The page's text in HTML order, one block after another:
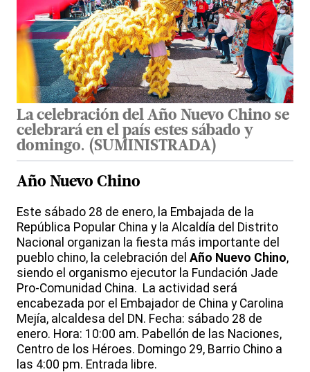
La celebración del Año Nuevo Chino se
celebrará en el país estes sábado y
domingo. (SUMINISTRADA)
Año Nuevo Chino
Este sábado 28 de enero, la Embajada de la
República Popular China y la Alcaldía del Distrito
Nacional organizan la fiesta más importante del
pueblo chino, la celebración del Año Nuevo Chino,
siendo el organismo ejecutor la Fundación Jade
Pro-Comunidad China. La actividad será
encabezada por el Embajador de China y Carolina
Mejía, alcaldesa del DN. Fecha: sábado 28 de
enero. Hora: 10:00 am. Pabellón de las Naciones,
Centro de los Héroes. Domingo 29, Barrio Chino a
las 4:00 pm. Entrada libre.